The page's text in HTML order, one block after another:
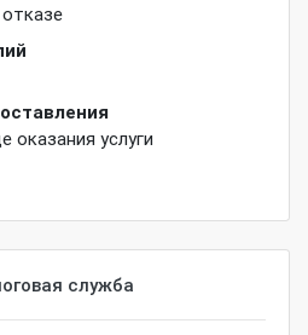
оказания услуги
служба